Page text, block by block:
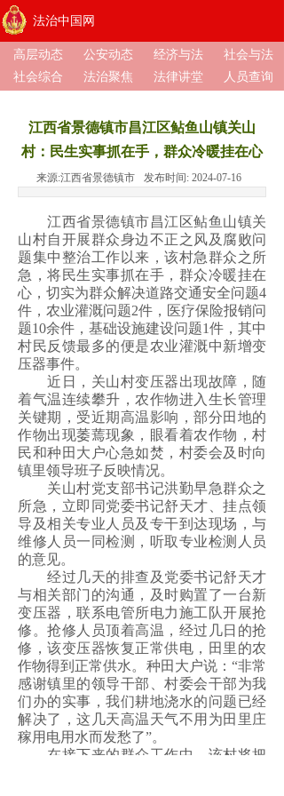
法治中国网
高层动态 公安动态 经济与法
社会与法
社会综合
法治聚焦 法律讲堂 人员查询
江西省景德镇市昌江区鲇鱼山镇关山
村：民生实事抓在手，群众冷暖挂在心
来源:江西省景德镇市 发布时间: 2024-07-16
江西省景德镇市昌江区鲇鱼山镇关
山村自开展群众身边不正之风及腐败问
题集中整治工作以来，该村急群众之所
急，将民生实事抓在手，群众冷暖挂在
心，切实为群众解决道路交通安全问题4
件，农业灌溉问题2件，医疗保险报销问
题10余件，基础设施建设问题1件，其中
村民反馈最多的便是农业灌溉中新增变
压器事件。
近日，关山村变压器出现故障，随
着气温连续攀升，农作物进入生长管理
关键期，受近期高温影响，部分田地的
作物出现萎蔫现象，眼看着农作物，村
民和种田大户心急如焚，村委会及时向
镇里领导班子反映情况。
关山村党支部书记洪勤早急群众之
所急，立即同党委书记舒天才、挂点领
导及相关专业人员及专干到达现场，与
维修人员一同检测，听取专业检测人员
的意见。
经过几天的排查及党委书记舒天才
与相关部门的沟通，及时购置了一台新
变压器，联系电管所电力施工队开展抢
修。抢修人员顶着高温，经过几日的抢
修，该变压器恢复正常供电，田里的农
作物得到正常供水。种田大户说：“非常
感谢镇里的领导干部、村委会干部为我
们办的实事，我们耕地浇水的问题已经
解决了，这几天高温天气不用为田里庄
稼用电用水而发愁了”。
在接下来的群众工作中，该村将把